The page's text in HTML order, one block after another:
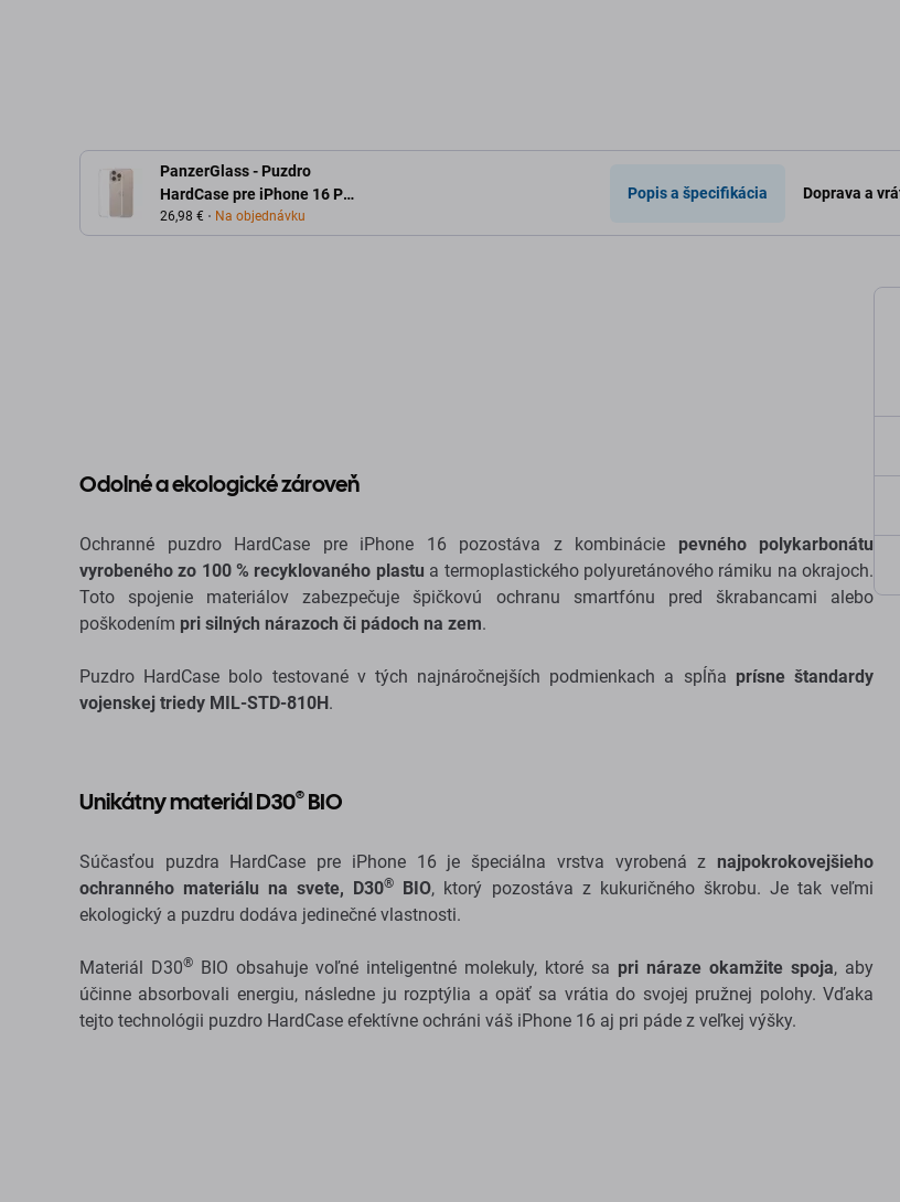
PanzerGlass - Puzdro
HardCase pre iPhone 16 Pro
Max, transparentná
26,98 € Na objednávku
Popis a špecifikácia Doprava a
Odolné a ekologické zároveň
Ochranné puzdro HardCase pre iPhone 16 pozostáva z kombinácie pevného polykarbonátu
vyrobeného zo 100 % recyklovaného plastu a termoplastického polyuretánového rámiku na okrajoch.
Toto spojenie materiálov zabezpečuje špičkovú ochranu smartfónu pred škrabancami alebo
poškodením pri silných nárazoch či pádoch na zem.
Puzdro HardCase bolo testované v tých najnáročnejších podmienkach a spĺňa prísne štandardy
vojenskej triedy MIL-STD-810H.
Unikátny materiál D30® BIO
Súčasťou puzdra HardCase pre iPhone 16 je špeciálna vrstva vyrobená z najpokrokovejšieho
ochranného materiálu na svete, D30® BIO, ktorý pozostáva z kukuričného škrobu. Je tak veľmi
ekologický a puzdru dodáva jedinečné vlastnosti.
Materiál D30® BIO obsahuje voľné inteligentné molekuly, ktoré sa pri náraze okamžite spoja, aby
účinne absorbovali energiu, následne ju rozptýlia a opäť sa vrátia do svojej pružnej polohy. Vďaka
tejto technológii puzdro HardCase efektívne ochráni váš iPhone 16 aj pri páde z veľkej výšky.